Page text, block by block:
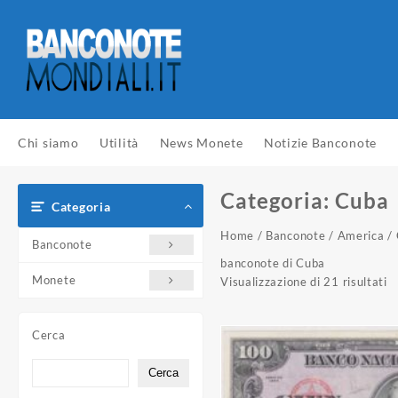
contenuto
Chi siamo Utilità News Monete Notizie Banconote
Categoria
Banconote
Monete
Cerca
Cerca
Categoria:Cuba
Home / Banconote / America /
banconote di Cuba
Visualizzazione di 21 risultati